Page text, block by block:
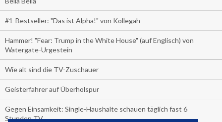
#1-Bestseller: "Das ist Alpha!" von Kollegah
Hammer! "Fear: Trump in the White House" (auf Englisch) von
Watergate-Urgestein
Wie alt sind die TV-Zuschauer
Geisterfahrer auf Überholspur
Gegen Einsamkeit: Single-Haushalte schauen täglich fast 6
Stunden TV